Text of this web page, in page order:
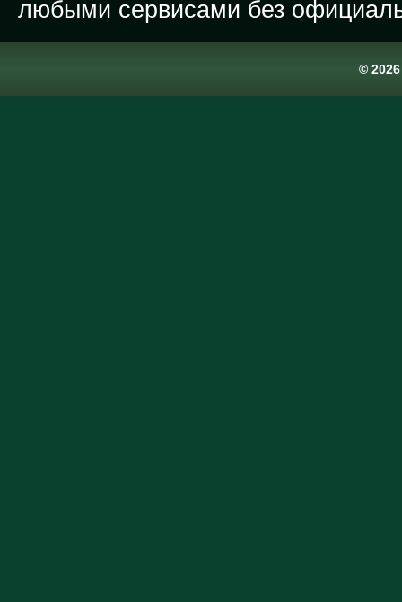
любыми сервисами без
©